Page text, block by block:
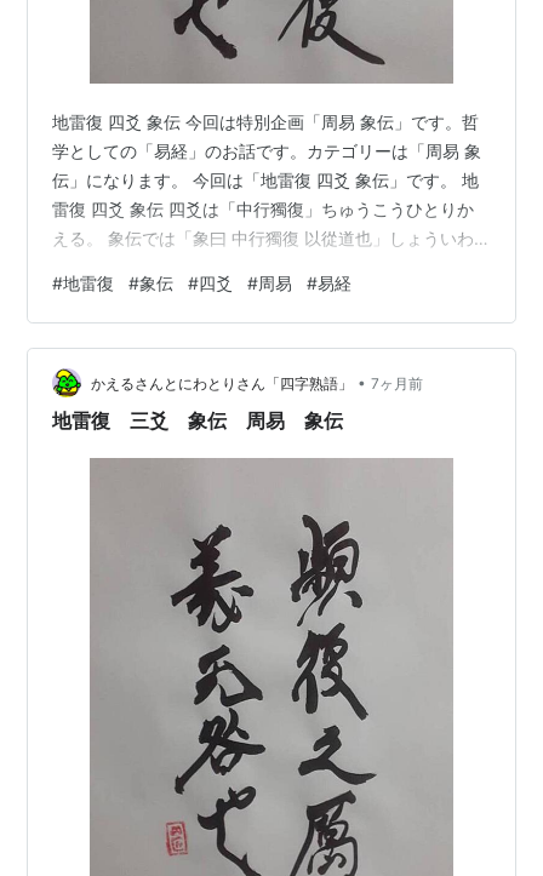
地雷復 四爻 象伝 今回は特別企画「周易 象伝」です。哲
学としての「易経」のお話です。カテゴリーは「周易 象
伝」になります。 今回は「地雷復 四爻 象伝」です。 地
雷復 四爻 象伝 四爻は「中行獨復」ちゅうこうひとりか
える。 象伝では「象曰 中行獨復 以從道也」しょういわ
がうなり。 ひとりで帰るんだね。 「地雷復 四爻」は比
してませんから、近しい人と繋がっていません。そし
て、「正しい道に帰る」と決めた「初爻」には応じてい
ますからね。 なるほどね。 「中行」ですから、偏らず、
しっかりとバランスを取るイメージがあります。 それが
#地雷復 #象伝 #四爻 #周易 #易経
かえるさんとにわとりさん「四字熟語」 • 7ヶ月前
地雷復 三爻 象伝 周易 象伝